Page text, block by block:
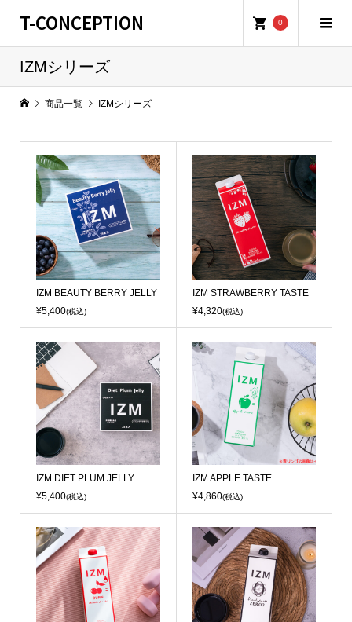
T-CONCEPTION 0
IZMシリーズ
商品一覧 IZMシリーズ
IZM BEAUTY BERRY JELLY
¥5,400(税込)
IZM STRAWBERRY TASTE
¥4,320(税込)
IZM DIET PLUM JELLY
¥5,400(税込)
IZM APPLE TASTE
¥4,860(税込)